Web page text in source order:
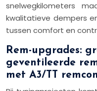
snelwegkilometers
kwalitatieve dempers
tussen comfort en
Rem-upgrades:
geventileerde
met A3/TT